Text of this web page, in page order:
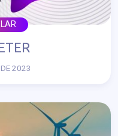
DE 2023